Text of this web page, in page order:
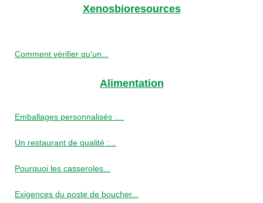
Xenosbioresources
Comment vérifier qu'un...
Alimentation
Emballages personnalisés :...
Un restaurant de qualité :...
Pourquoi les casseroles...
Exigences du poste de boucher...